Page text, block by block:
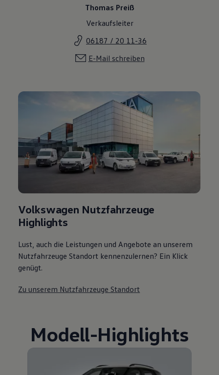
Thomas Preiß
Verkaufsleiter
06187 / 20 11-36
E-Mail schreiben
Volkswagen Nutzfahrzeuge
Highlights
Lust, auch die Leistungen und Angebote an unserem
Nutzfahrzeuge Standort kennenzulernen? Ein Klick
genügt.
Zu unserem Nutzfahrzeuge Standort
Modell-Highlights